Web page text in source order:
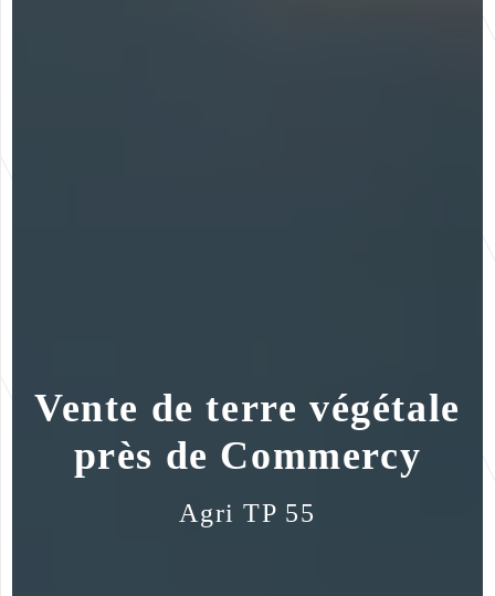
Vente de terre végétale
près de Commercy
Agri TP 55